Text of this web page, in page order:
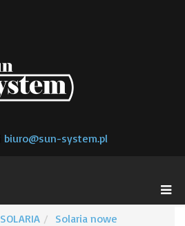
biuro@sun-system.pl
SOLARIA
Solaria nowe